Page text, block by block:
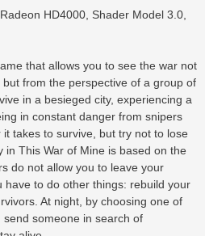
HD4000, Shader Model 3.0,
that allows you to see the war not
from the perspective of a group of
in a besieged city, experiencing a
in constant danger from snipers
takes to survive, but try not to lose
in This War of Mine is based on the
do not allow you to leave your
have to do other things: rebuild your
At night, by choosing one of
someone in search of